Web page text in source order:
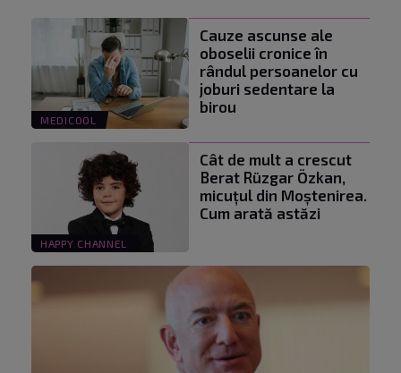
MEDICOOL
Cauze ascunse ale
oboselii cronice în
rândul persoanelor cu
joburi sedentare la
birou
HAPPY CHANNEL
Cât de mult a crescut
Berat Rüzgar Özkan,
micuțul din Moștenirea.
Cum arată astăzi